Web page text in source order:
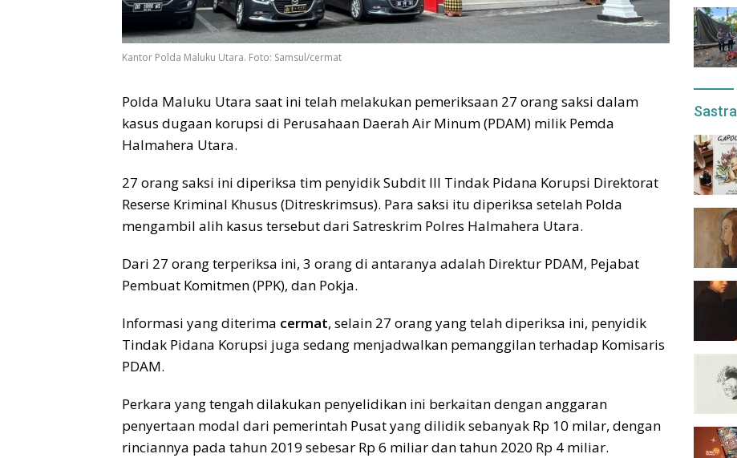
Kantor Polda Maluku Utara. Foto: Samsul/cermat
Polda Maluku Utara saat ini telah melakukan pemeriksaan 27 orang saksi dalam
kasus dugaan korupsi di Perusahaan Daerah Air Minum (PDAM) milik Pemda
Halmahera Utara.
27 orang saksi ini diperiksa tim penyidik Subdit III Tindak Pidana Korupsi Direktorat
Reserse Kriminal Khusus (Ditreskrimsus). Para saksi itu diperiksa setelah Polda
mengambil alih kasus tersebut dari Satreskrim Polres Halmahera Utara.
Dari 27 orang terperiksa ini, 3 orang di antaranya adalah Direktur PDAM, Pejabat
Pembuat Komitmen (PPK), dan Pokja.
Informasi yang diterima cermat, selain 27 orang yang telah diperiksa ini, penyidik
Tindak Pidana Korupsi juga sedang menjadwalkan pemanggilan terhadap Komisaris
PDAM.
Perkara yang tengah dilakukan penyelidikan ini berkaitan dengan anggaran
penyertaan modal dari pemerintah Pusat yang dilidik sebanyak Rp 10 milar, dengan
rinciannya pada tahun 2019 sebesar Rp 6 miliar dan tahun 2020 Rp 4 miliar.
Sastra